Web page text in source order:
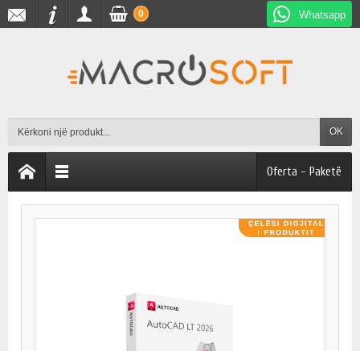
Whatsapp
OK
0
Oferta - Paketë